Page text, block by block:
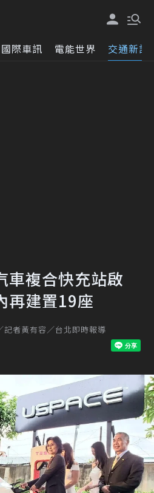
國際車訊 電能世界 交通新訊
車複合快充站啟
建置19座
記者黃有容／台北即時報導